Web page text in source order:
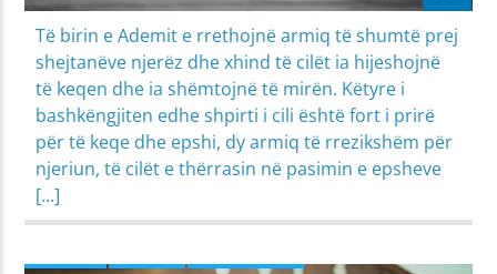
Të birin e Ademit e rrethojnë armiq të shumtë prej
shejtanëve njerëz dhe xhind të cilët ia hijeshojnë
të keqen dhe ia shëmtojnë të mirën. Këtyre i
bashkëngjiten edhe shpirti i cili është fort i prirë
për të keqe dhe epshi, dy armiq të rrezikshëm për
njeriun, të cilët e thërrasin në pasimin e epsheve
[…]